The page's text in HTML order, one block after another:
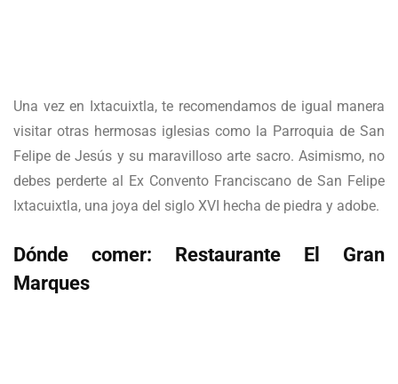
Una vez en Ixtacuixtla, te recomendamos de igual manera
visitar otras hermosas iglesias como la Parroquia de San
Felipe de Jesús y su maravilloso arte sacro. Asimismo, no
debes perderte al Ex Convento Franciscano de San Felipe
Ixtacuixtla, una joya del siglo XVI hecha de piedra y adobe.
Dónde comer: Restaurante El Gran
Marques